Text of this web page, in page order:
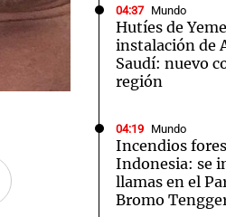
04:37 Mundo
Hutíes de
instalación de
Saudí: nuevo
región
04:19 Mundo
Incendios
Indonesia: se
llamas en el
Bromo